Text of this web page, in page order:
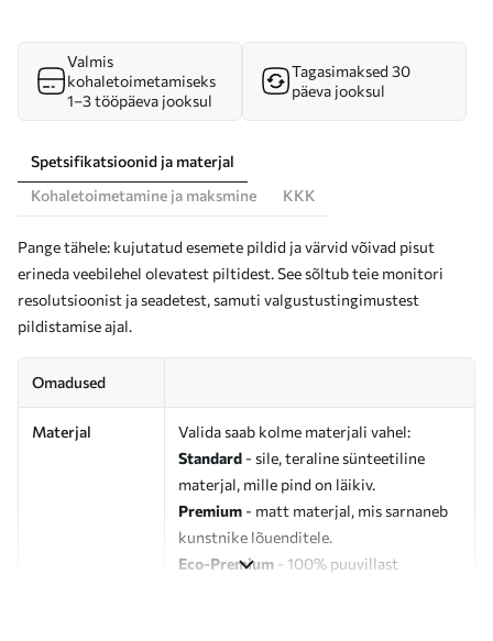
Valmis
kohaletoimetamiseks
1–3 tööpäeva jooksul
Tagasimaksed 30
päeva jooksul
Spetsifikatsioonid ja materjal
Kohaletoimetamine ja maksmine
KKK
Pange tähele: kujutatud esemete pildid ja värvid võivad pisut
erineda veebilehel olevatest piltidest. See sõltub teie monitori
resolutsioonist ja seadetest, samuti valgustustingimustest
pildistamise ajal.
Omadused
Materjal
Valida saab kolme materjali vahel:
Standard - sile, teraline sünteetiline
materjal, mille pind on läikiv.
Premium - matt materjal, mis sarnaneb
kunstnike lõuenditele.
Eco-Premium - 100% puuvillast